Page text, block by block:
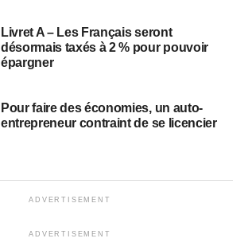
Livret A – Les Français seront
désormais taxés à 2 % pour pouvoir
épargner
Pour faire des économies, un auto-
entrepreneur contraint de se licencier
ADVERTISEMENT
ADVERTISEMENT